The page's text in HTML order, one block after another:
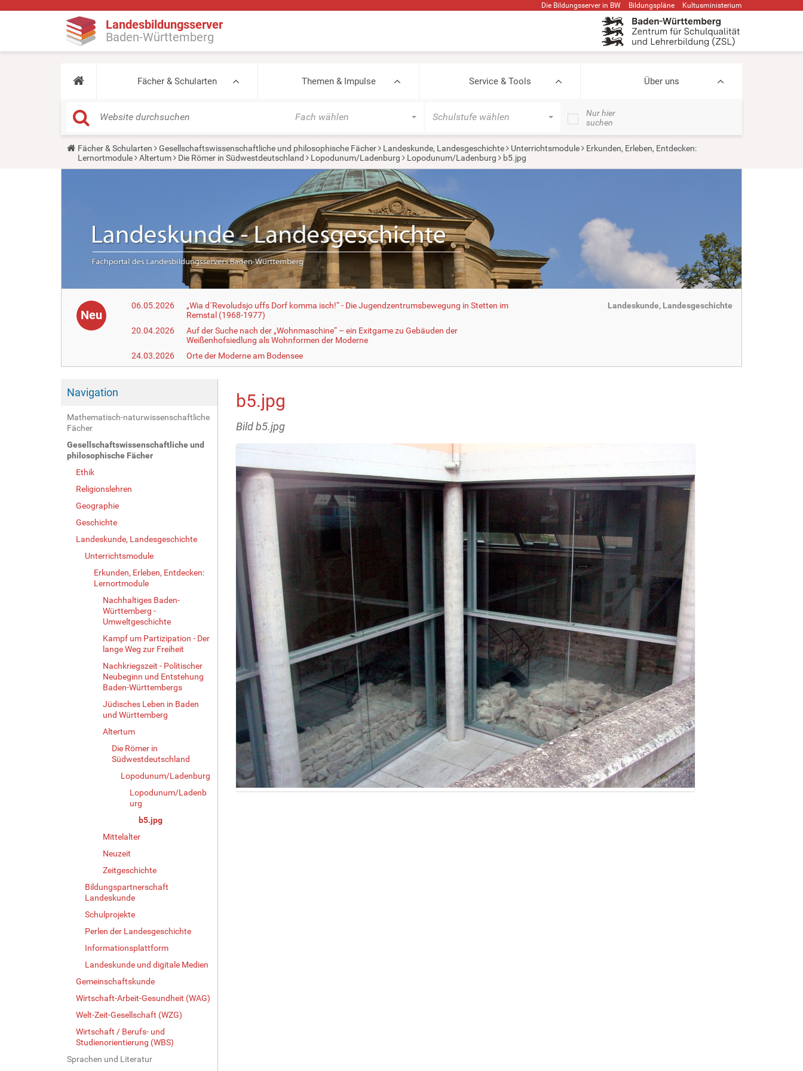
Die Bildungsserver in BW Bildungspläne Kultusministerium
Landesbildungsserver
Baden-Württemberg
Fächer & Schularten Themen & Impulse Service & Tools Über uns
Fach wählen Schulstufe wählen
Nur hier
suchen
Y
u
Fächer & Schularten Gesellschaftswissenschaftliche und philosophische Fächer Landeskunde, Landesgeschichte Unterrichtsmodule
Erkunden, Erleben, Entdecken:
Lernortmodule
Altertum Die Römer in Südwestdeutschland Lopodunum/Ladenburg Lopodunum/Ladenburg b5.jpg
Neu
06.05.2026
„Wia d´Revoludsjo uffs Dorf komma isch!“ - Die Jugendzentrumsbewegung in Stetten im
Remstal (1968-1977)
20.04.2026
Auf der Suche nach der „Wohnmaschine“ – ein Exitgame zu Gebäuden der
Weißenhofsiedlung als Wohnformen der Moderne
24.03.2026
Orte der Moderne am Bodensee
Landeskunde, Landesgeschichte
Navigation
Mathematisch-naturwissenschaftliche
Fächer
Gesellschaftswissenschaftliche und
philosophische Fächer
Ethik
Religionslehren
Geographie
Geschichte
Landeskunde, Landesgeschichte
Unterrichtsmodule
Erkunden, Erleben, Entdecken:
Lernortmodule
Nachhaltiges Baden-
Württemberg -
Umweltgeschichte
Kampf um Partizipation - Der
lange Weg zur Freiheit
Nachkriegszeit - Politischer
Neubeginn und Entstehung
Baden-Württembergs
Jüdisches Leben in Baden
und Württemberg
Altertum
Die Römer in
Südwestdeutschland
Lopodunum/Ladenburg
Lopodunum/Ladenb
urg
b5.jpg
Mittelalter
Neuzeit
Zeitgeschichte
Bildungspartnerschaft
Landeskunde
Schulprojekte
Perlen der Landesgeschichte
Informationsplattform
Landeskunde und digitale Medien
Gemeinschaftskunde
Wirtschaft-Arbeit-Gesundheit (WAG)
Welt-Zeit-Gesellschaft (WZG)
Wirtschaft / Berufs- und
Studienorientierung (WBS)
Sprachen und Literatur
b5.jpg
Bild b5.jpg